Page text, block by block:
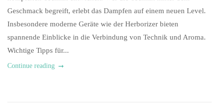
Geschmack begreift, erlebt das Dampfen auf einem neuen Level.
Insbesondere moderne Geräte wie der Herborizer bieten
spannende Einblicke in die Verbindung von Technik und Aroma.
Wichtige Tipps für...
Continue reading